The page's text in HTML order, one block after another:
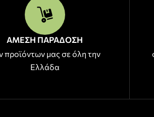
ΑΜΕΣΗ ΠΑΡΑΔΟΣΗ
προϊόντων μας σε όλη την
Ελλάδα